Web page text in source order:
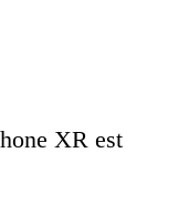
XR est